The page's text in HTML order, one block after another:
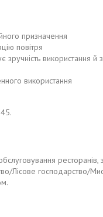
призначення
повітря
використання й
використання
Лісове господарство/